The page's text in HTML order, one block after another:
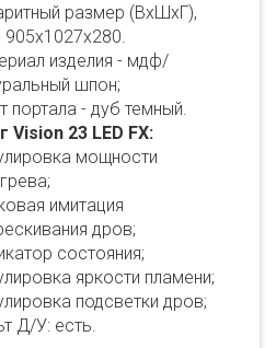
размер (ВхШхГ),
изделия - мдф/
шпон;
портала - дуб темный.
Vision 23 LED FX:
мощности
имитация
дров;
состояния;
яркости пламени;
подсветки дров;
Д/У: есть.